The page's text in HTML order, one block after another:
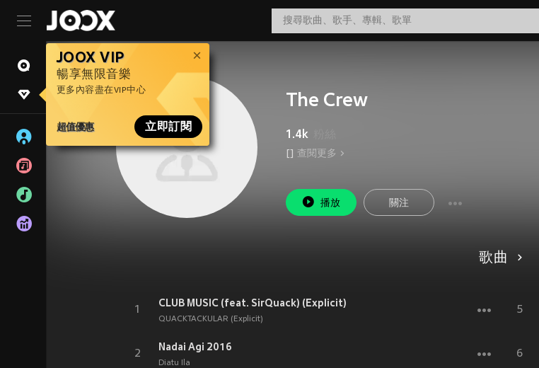
JOOX VIP
暢享無限音樂
更多內容盡在VIP中心
超值優惠 立即訂閱
The Crew
1.4k
查閱更多
播放 關注
歌曲
1
CLUB MUSIC (feat. SirQuack) (Explicit)
QUACKTACKULAR (Explicit)
2
Nadai Agi 2016
Diatu Ila
5
6